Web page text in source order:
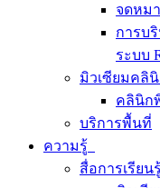
จดหม
การบ
ระบบ
มิวเซียมคลิ
คลินิก
บริการพื้นที่
ความรู้
สื่อการเรียนรู้